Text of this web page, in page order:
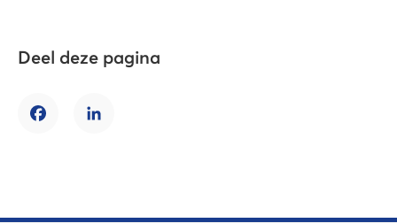
Deel deze pagina
FacebookLinkedIn